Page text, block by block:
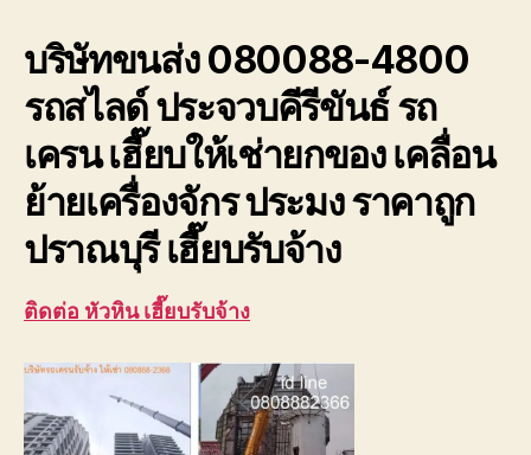
บริษัทขนส่ง 080088-4800
รถสไลด์ ประจวบคีรีขันธ์ รถ
เครน เฮี๊ยบให้เช่ายกของ เคลื่อน
ย้ายเครื่องจักร ประมง ราคาถูก
ปราณบุรี เฮี๊ยบรับจ้าง
ติดต่อ หัวหิน เฮี๊ยบรับจ้าง